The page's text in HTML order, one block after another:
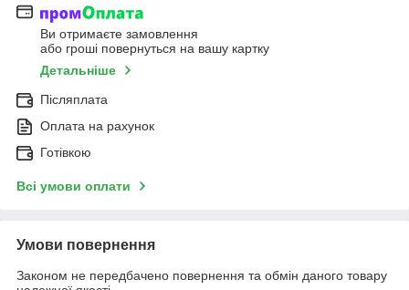
Ви отримаєте замовлення
або гроші повернуться на вашу картку
Детальніше
Післяплата
Оплата на рахунок
Готівкою
Всі умови оплати
Умови повернення
Законом не передбачено повернення та обмін даного товару